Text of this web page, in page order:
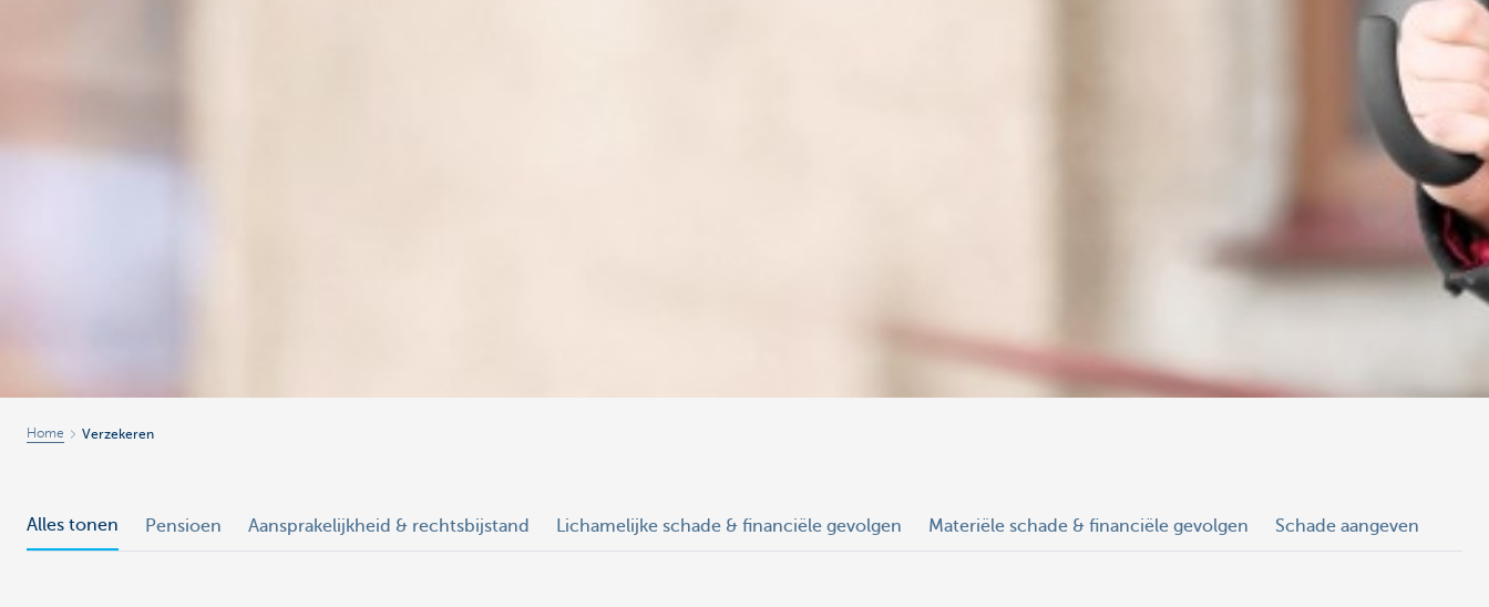
Home Verzekeren
Alles tonen Pensioen Aansprakelijkheid & rechtsbijstand Lichamelijke schade & financiële gevolgen Materiële schade & financiële gevolgen Schade aangeven